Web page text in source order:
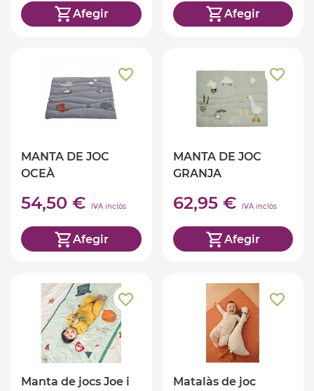
Afegir Afegir
MANTA DE JOC
OCEÀ
54,50 € IVA inclòs
Afegir
MANTA DE JOC
GRANJA
62,95 € IVA inclòs
Afegir
Manta de jocs Joe i
Matalàs de joc